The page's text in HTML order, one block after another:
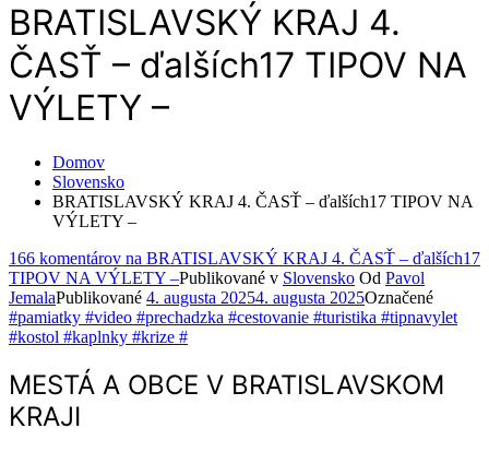
BRATISLAVSKÝ KRAJ 4.
ČASŤ – ďalších17 TIPOV NA
VÝLETY –
Domov
Slovensko
BRATISLAVSKÝ KRAJ 4. ČASŤ – ďalších17 TIPOV NA
VÝLETY –
166 komentárov na BRATISLAVSKÝ KRAJ 4. ČASŤ – ďalších17
TIPOV NA VÝLETY –Publikované v Slovensko Od Pavol
JemalaPublikované 4. augusta 20254. augusta 2025Označené
#pamiatky #video #prechadzka #cestovanie #turistika #tipnavylet
#kostol #kaplnky #krize #
MESTÁ A OBCE V BRATISLAVSKOM
KRAJI